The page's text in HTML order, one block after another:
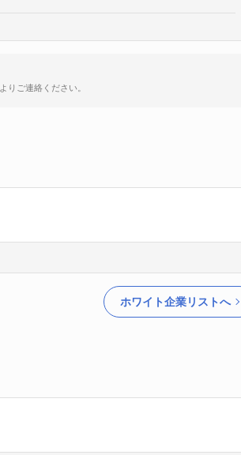
よりご連絡ください。
ホワイト企業リストへ